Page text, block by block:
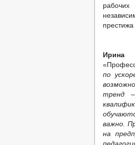
Ирина
по
тренд –
важно.
на